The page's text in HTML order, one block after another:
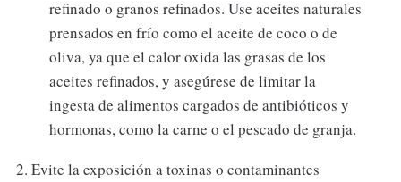
refinado o granos refinados. Use aceites naturales
prensados ​​en frío como el aceite de coco o de
oliva, ya que el calor oxida las grasas de los
aceites refinados, y asegúrese de limitar la
ingesta de alimentos cargados de antibióticos y
hormonas, como la carne o el pescado de granja.
2. Evite la exposición a toxinas o contaminantes